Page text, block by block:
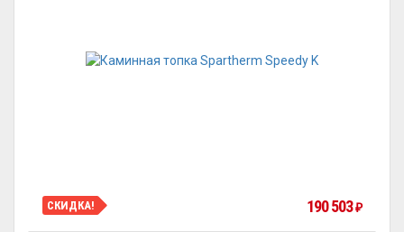
СКИДКА! 190 503₽